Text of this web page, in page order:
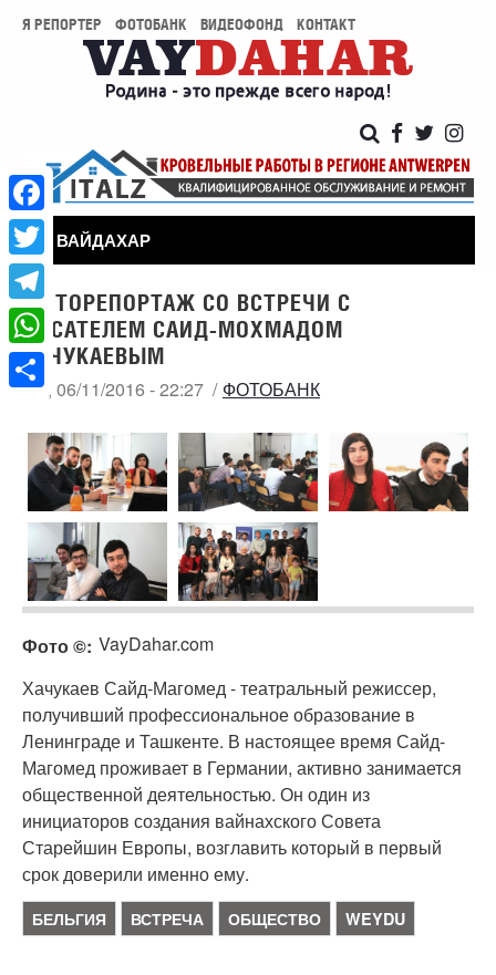
Я РЕПОРТЕР ФОТОБАНК ВИДЕОФОНД КОНТАКТ
ВАЙДАХАР
ФОТОРЕПОРТАЖ СО ВСТРЕЧИ С
ПИСАТЕЛЕМ САИД-МОХМАДОМ
ХАЧУКАЕВЫМ
СБ, 06/11/2016 - 22:27 ФОТОБАНК
Фото © VayDahar.com
Хачукаев Сайд-Магомед - театральный режиссер,
получивший профессиональное образование в
Ленинграде и Ташкенте. В настоящее время Сайд-
Магомед проживает в Германии, активно занимается
общественной деятельностью. Он один из
инициаторов создания вайнахского Совета
Старейшин Европы, возглавить который в первый
срок доверили именно ему.
БЕЛЬГИЯ ВСТРЕЧА ОБЩЕСТВО WEYDU
Facebook
Twitter
Telegram
WhatsApp
Share